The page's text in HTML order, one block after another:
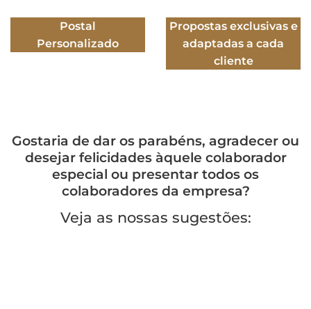
Postal
Personalizado
Propostas exclusivas e
adaptadas a cada
cliente
Gostaria de dar os parabéns, agradecer ou
desejar felicidades àquele colaborador
especial ou presentar todos os
colaboradores da empresa?
Veja as nossas sugestões: